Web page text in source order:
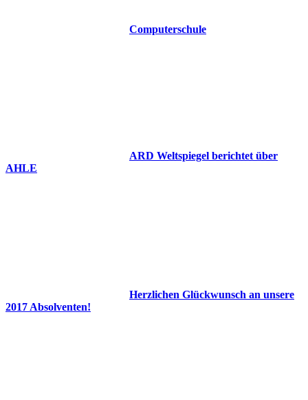
Computerschule
ARD Weltspiegel berichtet über
AHLE
Herzlichen Glückwunsch an unsere
2017 Absolventen!